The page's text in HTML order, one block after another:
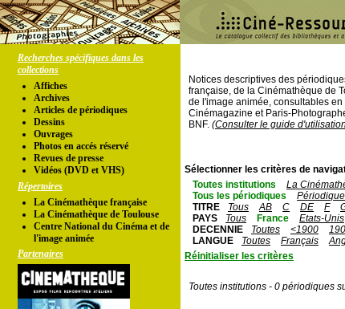
Recherches spécifiques dans les
collections
Affiches
Archives
Articles de périodiques
Dessins
Ouvrages
Photos en accés réservé
Revues de presse
Vidéos (DVD et VHS)
Répertoires
La Cinémathèque française
La Cinémathèque de Toulouse
Centre National du Cinéma et de
l'image animée
Partenaires
Notices descriptives des
française, de la Cinémathèque de
de l'image animée, consultables
Cinémagazine et Paris-
BNF. (Consulter le guide
Sélectionner les critères de
Toutes institutions
La
Tous les périodiques
TITRE
Tous AB C DE F
PAYS
Tous France Etats-Unis
DECENNIE
Toutes <1900
LANGUE
Toutes Français
Réinitialiser les critères
Toutes institutions - 0 périodiques